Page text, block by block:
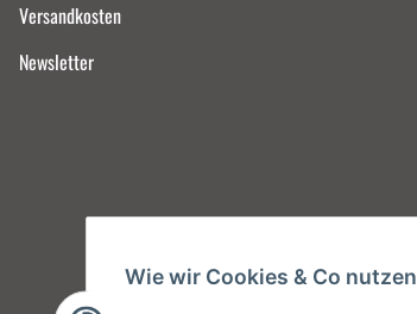
Versandkosten
Newsletter
Wie wir Cookies & Co nutzen